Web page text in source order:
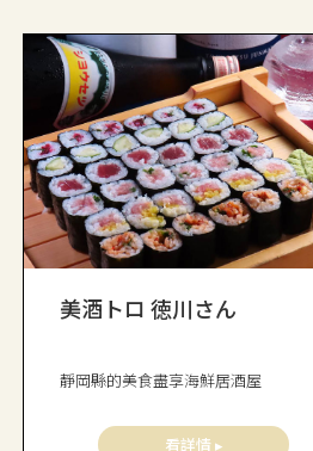
美酒トロ 徳川さん
靜岡縣的美食盡享海鮮居酒屋
看詳情 ▸